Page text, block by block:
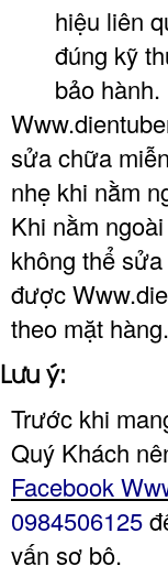
hiệu liên
đúng kỹ
bảo hành.
sửa chữa
nhẹ khi nằm
Khi nằm
không thể
được
theo mặt hàng.
Lưu ý:
Trước khi
Quý Khách
Facebook
0984506125
vấn sơ bộ.